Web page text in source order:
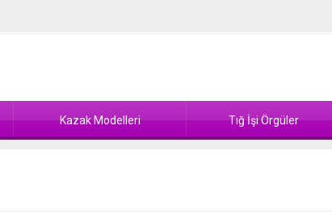
Kazak Modelleri Tığ İşi Örgüler